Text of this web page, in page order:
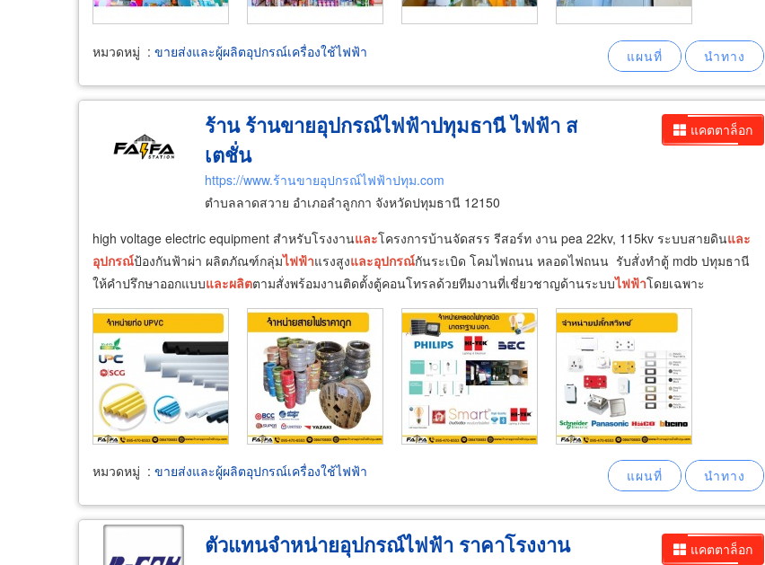
หมวดหมู่ : ขายส่งและผู้ผลิตอุปกรณ์เครื่องใช้ไฟฟ้า
แคตตาล็อก
ร้าน ร้านขายอุปกรณ์ไฟฟ้าปทุมธานี ไฟฟ้า ส
เตชั่น
https://www.ร้านขายอุปกรณ์ไฟฟ้าปทุม.com
ตำบลลาดสวาย อำเภอลำลูกกา จังหวัดปทุมธานี 12150
high voltage electric equipment สำหรับโรงงานและโครงการบ้านจัดสรร รีสอร์ท งาน pea 22kv, 115kv ระบบสายดินและ
อุปกรณ์ป้องกันฟ้าผ่า ผลิตภัณฑ์กลุ่มไฟฟ้าแรงสูงและอุปกรณ์กันระเบิด โคมไฟถนน หลอดไฟถนน รับสั่งทำตู้ mdb ปทุมธานี
ให้คำปรึกษาออกแบบและผลิตตามสั่งพร้อมงานติดตั้งตู้คอนโทรลด้วยทีมงานที่เชี่ยวชาญด้านระบบไฟฟ้าโดยเฉพาะ
หมวดหมู่ : ขายส่งและผู้ผลิตอุปกรณ์เครื่องใช้ไฟฟ้า
แคตตาล็อก
ตัวแทนจำหน่ายอุปกรณ์ไฟฟ้า ราคาโรงงาน